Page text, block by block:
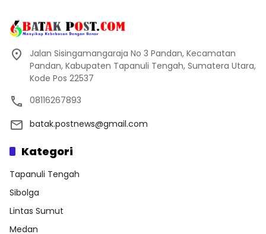
Jalan Sisingamangaraja No 3 Pandan, Kecamatan
Pandan, Kabupaten Tapanuli Tengah, Sumatera Utara,
Kode Pos 22537
08116267893
batak.postnews@gmail.com
Kategori
Tapanuli Tengah
Sibolga
Lintas Sumut
Medan